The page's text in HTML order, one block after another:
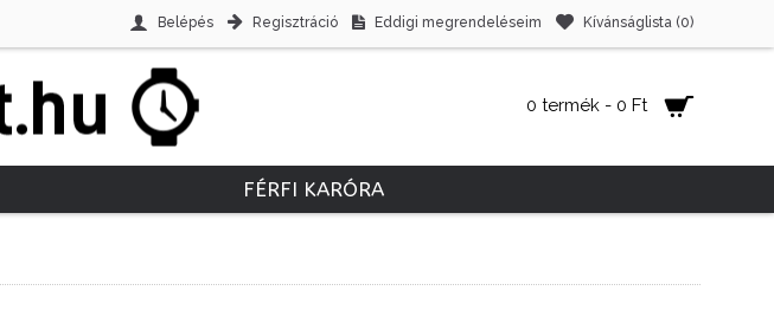
Belépés Regisztráció Eddigi megrendeléseim Kívánságlista (0)
0 termék - 0 Ft
FÉRFI KARÓRA